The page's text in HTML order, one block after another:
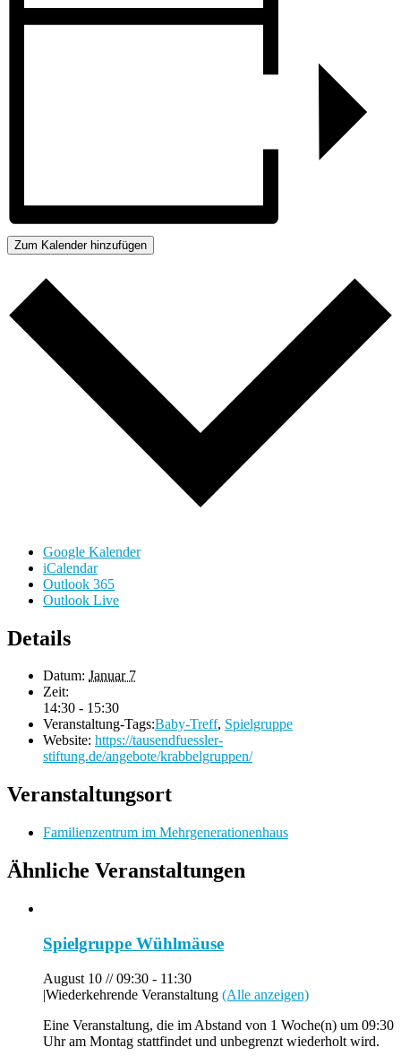
Zum Kalender hinzufügen
Google Kalender
iCalendar
Outlook 365
Outlook Live
Details
Datum: Januar 7
Zeit:
14:30 - 15:30
Veranstaltung-Tags:Baby-Treff, Spielgruppe
Website: https://tausendfuessler-
stiftung.de/angebote/krabbelgruppen/
Veranstaltungsort
Familienzentrum im Mehrgenerationenhaus
Ähnliche Veranstaltungen
Spielgruppe Wühlmäuse
August 10 // 09:30 - 11:30
|Wiederkehrende Veranstaltung (Alle anzeigen)
Eine Veranstaltung, die im Abstand von 1 Woche(n) um 09:30
Uhr am Montag stattfindet und unbegrenzt wiederholt wird.